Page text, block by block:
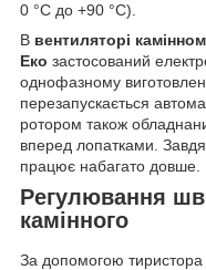
0 °C до +90 °C).
В вентиляторі
Еко застосований
однофазному
перезапускається
ротором також
вперед лопатками.
працює набагато довше.
Регулювання
камінного
За допомогою